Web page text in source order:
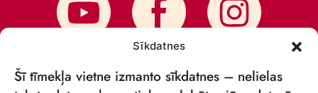
Sīkdatnes
Šī tīmekļa vietne izmanto sīkdatnes – nelielas